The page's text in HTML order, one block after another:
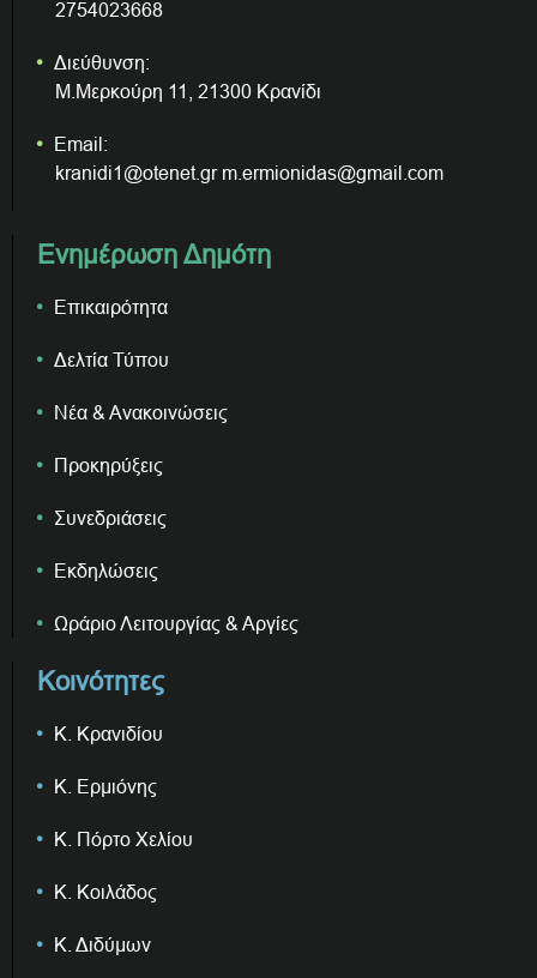
2754023668
Διεύθυνση:
Μ.Μερκούρη 11, 21300 Κρανίδι
Email:
kranidi1@otenet.gr m.ermionidas@gmail.com
Ενημέρωση Δημότη
Επικαιρότητα
Δελτία Τύπου
Νέα & Ανακοινώσεις
Προκηρύξεις
Συνεδριάσεις
Εκδηλώσεις
Ωράριο Λειτουργίας & Αργίες
Κοινότητες
Κ. Κρανιδίου
Κ. Ερμιόνης
Κ. Πόρτο Χελίου
Κ. Κοιλάδος
Κ. Διδύμων